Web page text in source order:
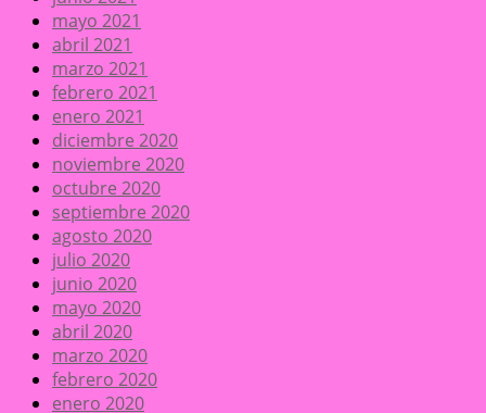
mayo 2021
abril 2021
marzo 2021
febrero 2021
enero 2021
diciembre 2020
noviembre 2020
octubre 2020
septiembre 2020
agosto 2020
julio 2020
junio 2020
mayo 2020
abril 2020
marzo 2020
febrero 2020
enero 2020